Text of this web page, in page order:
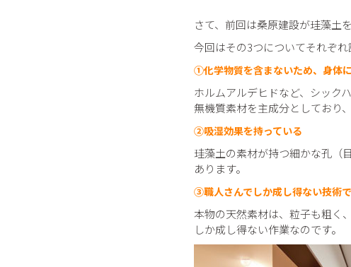
さて、前回は桑原建設が珪藻土
今回はその3つについてそれぞれ
①化学物質を含まないため、身体
ホルムアルデヒドなど、シック
無機質素材を主成分としており
②吸湿効果を持っている
珪藻土の素材が持つ細かな孔（
あります。
③職人さんでしか成し得ない技術
本物の天然素材は、粒子も粗く
しか成し得ない作業なのです。